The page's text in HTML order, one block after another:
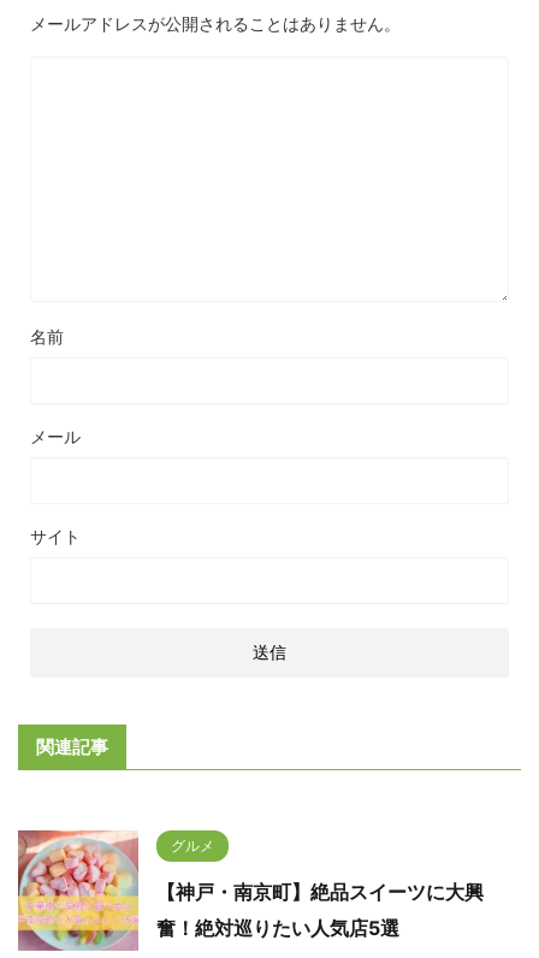
メールアドレスが公開されることはありません。
名前
メール
サイト
関連記事
グルメ
【神戸・南京町】絶品スイーツに大興
奮！絶対巡りたい人気店5選